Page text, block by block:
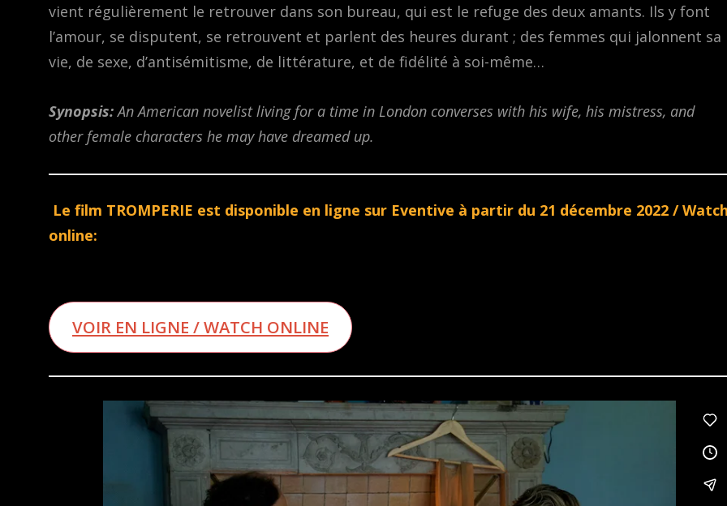
vient régulièrement le retrouver dans son bureau, qui est le refuge des deux amants. Ils y font
l’amour, se disputent, se retrouvent et parlent des heures durant ; des femmes qui jalonnent sa
vie, de sexe, d’antisémitisme, de littérature, et de fidélité à soi-même…
Synopsis:An American novelist living for a time in London converses with his wife, his mistress, and
other female characters he may have dreamed up.
Le film TROMPERIE est disponible en ligne sur Eventive à partir du 21 décembre 2022 /
online:
VOIR EN LIGNE / WATCH ONLINE